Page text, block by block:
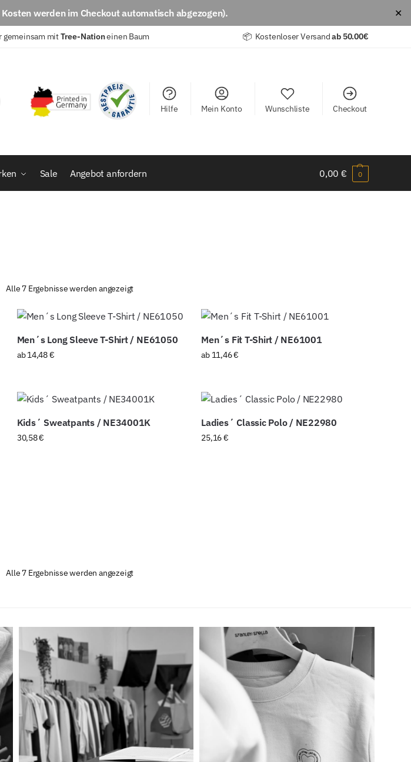
Kosten werden im Checkout automatisch abgezogen). ✕
gemeinsam mitTree-Nationeinen Baum 📦 Kostenloser Versandab 50.00€
Hilfe Mein Konto Wunschliste Checkout
Sale Angebot anfordern 0,00 € 0
Alle 7 Ergebnisse werden angezeigt
Men´s Long Sleeve T-Shirt / NE61050
ab14,48€
Men´s Fit T-Shirt / NE61001
ab 11,46€
Kids´ Sweatpants / NE34001K
30,58€
Ladies´ Classic Polo / NE22980
25,16€
Alle 7 Ergebnisse werden angezeigt